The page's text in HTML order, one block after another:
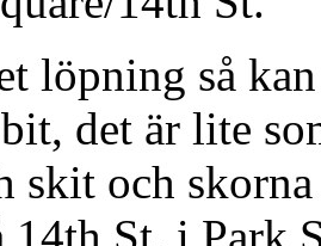
löpning så
det är lite
skit och